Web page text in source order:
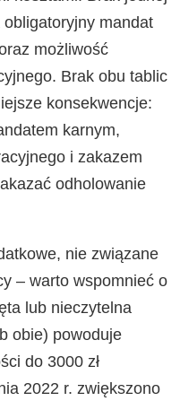
mandat
możliwość
Brak obu tablic
konsekwencje:
karnym,
i zakazem
odholowanie
nie związane
– warto wspomnieć o
lub nieczytelna
obie) powoduje
do 3000 zł
2022 r. zwiększono